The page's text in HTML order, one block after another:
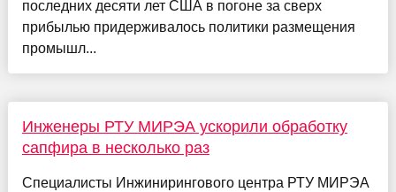
последних десяти лет США в погоне за сверх
прибылью придерживалось политики размещения
промышл...
Инженеры РТУ МИРЭА ускорили обработку
сапфира в несколько раз
Специалисты Инжинирингового центра РТУ МИРЭА